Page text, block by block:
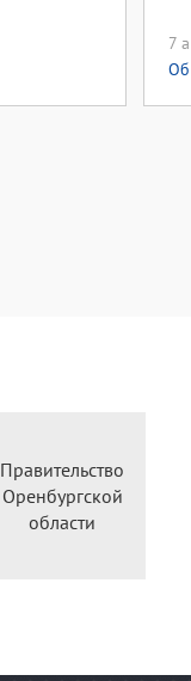
7
Правительство
Оренбургской
области